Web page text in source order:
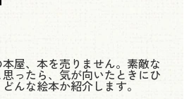
屋、本を売りません。素敵な
ったら、気が向いたときにひ
んな絵本か紹介します。